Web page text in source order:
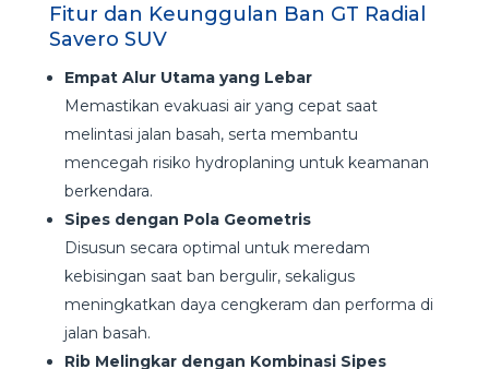
Fitur dan Keunggulan Ban GT Radial
Savero SUV
Empat Alur Utama yang Lebar
Memastikan evakuasi air yang cepat saat
melintasi jalan basah, serta membantu
mencegah risiko hydroplaning untuk keamanan
berkendara.
Sipes dengan Pola Geometris
Disusun secara optimal untuk meredam
kebisingan saat ban bergulir, sekaligus
meningkatkan daya cengkeram dan performa di
jalan basah.
Rib Melingkar dengan Kombinasi Sipes